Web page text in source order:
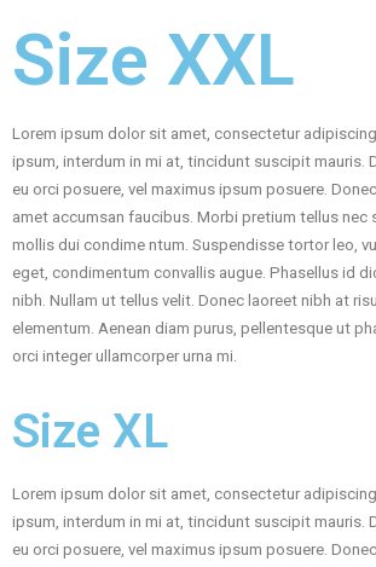
Size XXL
Lorem ipsum dolor sit amet, consectetur
ipsum, interdum in mi at, tincidunt suscipit mauris.
eu orci posuere, vel maximus ipsum posuere.
amet accumsan faucibus. Morbi pretium tellus nec
mollis dui condime ntum. Suspendisse tortor leo,
eget, condimentum convallis augue. Phasellus id
nibh. Nullam ut tellus velit. Donec laoreet nibh at
elementum. Aenean diam purus, pellentesque ut
orci integer ullamcorper urna mi.
Size XL
Lorem ipsum dolor sit amet, consectetur
ipsum, interdum in mi at, tincidunt suscipit mauris.
eu orci posuere, vel maximus ipsum posuere.